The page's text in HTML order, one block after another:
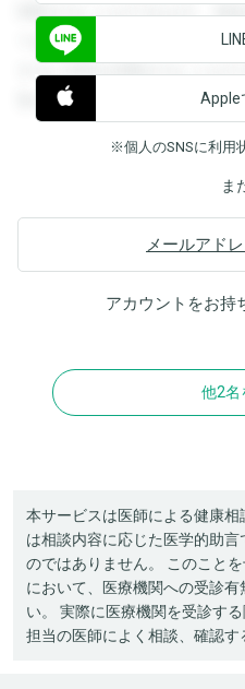
閲覧することができます。登
できます。登録すると回答を
すると回答を閲覧することが
覧することができます。
Apple
※個人のSNSに利用
ま
メールアド
アカウントをお持
他2名
本サービスは医師による健康
は相談内容に応じた医学的助
のではありません。 このこと
において、医療機関への受診
い。 実際に医療機関を受診す
担当の医師によく相談、確認す